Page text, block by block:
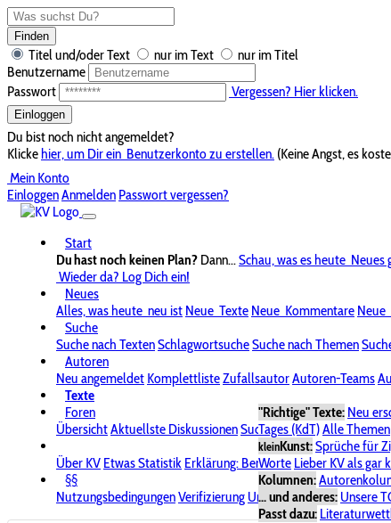
Finden
Titel und/oder Text nur im Text
nur im Titel
Benutzername
Passwort
Vergessen? Hier klicken.
Einloggen
Du bist noch nicht angemeldet?
Klickehier, um Dir ein Benutzerkonto zu erstellen. (Keine Angst, es
Mein Konto
EinloggenAnmelden Passwort vergessen?
Start
Du hast noch keinen Plan? Dann...Schau, was es heute Neues
Wieder da? Log Dich ein!
Neues
Alles, was heute neu ist Neue Texte Neue Kommentare Neue
Suche
Suche nach TextenSchlagwortsucheSuche nach Themen
Autoren
Neu angemeldet KomplettlisteZufallsautorAutoren-Teams
Texte
"Richtige" Texte: Neu
Tages (KdT)Alle Themen
kleinKunst:Sprüche für
Worte Lieber KV als gar
Kolumnen:
... und anderes: Unsere
Passt dazu:
Foren
ÜbersichtAktuellste DiskussionenSuche im ForumBereich
Über KV Etwas Statistik Erklärung: BenutzersymboleSpende
§§
NutzungsbedingungenVerifizierung UrheberrechtAvatare &